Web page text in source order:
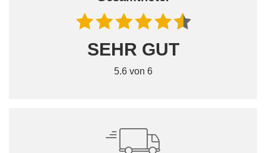
SEHR GUT
5.6 von 6